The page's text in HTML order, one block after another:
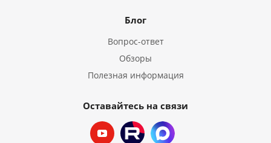
Блог
Вопрос-ответ
Обзоры
Полезная информация
Оставайтесь на связи